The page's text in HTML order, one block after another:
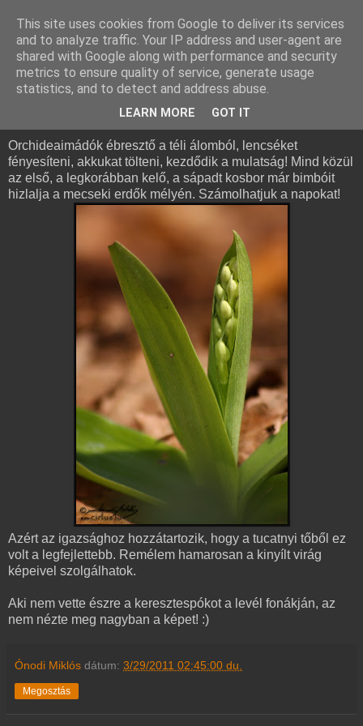
2011. március 29., kedd
Őkirályi felsége ébredezik!
Orchideaimádók ébresztő a téli álomból, lencséket
fényesíteni, akkukat tölteni, kezdődik a mulatság! Mind közül
az első, a legkorábban kelő, a sápadt kosbor már bimbóit
hizlalja a mecseki erdők mélyén. Számolhatjuk a napokat!
Azért az igazsághoz hozzátartozik, hogy a tucatnyi tőből ez
volt a legfejlettebb. Remélem hamarosan a kinyílt virág
képeivel szolgálhatok.
Aki nem vette észre a keresztespókot a levél fonákján, az
nem nézte meg nagyban a képet! :)
Ónodi Miklós dátum: 3/29/2011 02:45:00 du.
Megosztás
This site uses cookies from Google to deliver its services
and to analyze traffic. Your IP address and user-agent are
shared with Google along with performance and security
metrics to ensure quality of service, generate usage
statistics, and to detect and address abuse.
LEARN MORE GOT IT